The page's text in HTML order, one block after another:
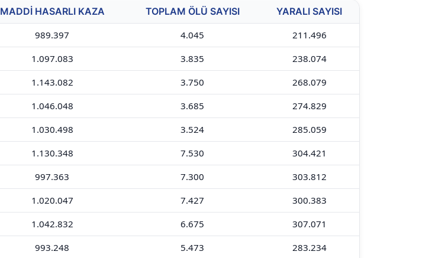
MADDI HASARLI KAZA TOPLAM ÖLÜ SAYISI
YARALI SAYISI
989.397 4.045
211.496
1.097.083 3.835
238.074
1.143.082 3.750
268.079
1.046.048 3.685
274.829
1.030.498 3.524
285.059
1.130.348 7.530
304.421
997.363 7.300
303.812
1.020.047 7.427
300.383
1.042.832 6.675
307.071
993.248 5.473
283.234